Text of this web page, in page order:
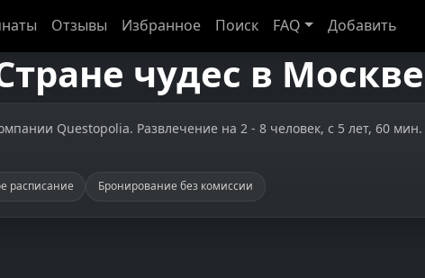
Отзывы Избранное Поиск FAQ Добавить
чудес в Москве
Questopolia. Развлечение на 2 - 8 человек, с 5 лет, 60
расписание Бронирование без комиссии